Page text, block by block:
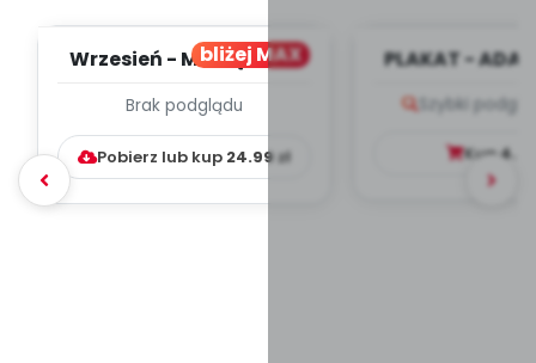
bliżej MAX
Wrzesień - MIESIĘCZNY
WYCHOWAWCZO –
DYDAKTYC...
Brak podglądu
Pobierz lub kup 24.99zł
PLAKAT -
Szybki
Kup